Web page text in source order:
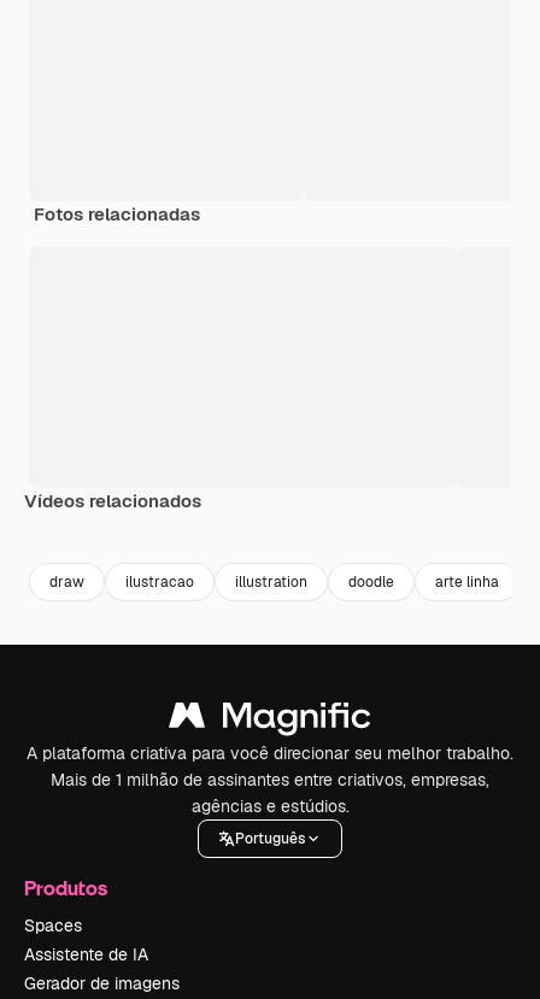
Fotos relacionadas
Vídeos relacionados
draw ilustracao illustration doodle arte linha
A plataforma criativa para você direcionar seu melhor trabalho.
Mais de 1 milhão de assinantes entre criativos, empresas,
agências e estúdios.
Português
Produtos
Spaces
Assistente de IA
Gerador de imagens